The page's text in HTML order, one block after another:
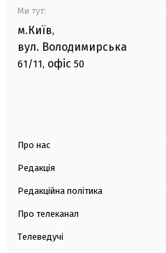
Ми тут:
м.Київ,
вул. Володимирська
61/11, офіс 50
Про нас
Редакція
Редакційна політика
Про телеканал
Телеведучі